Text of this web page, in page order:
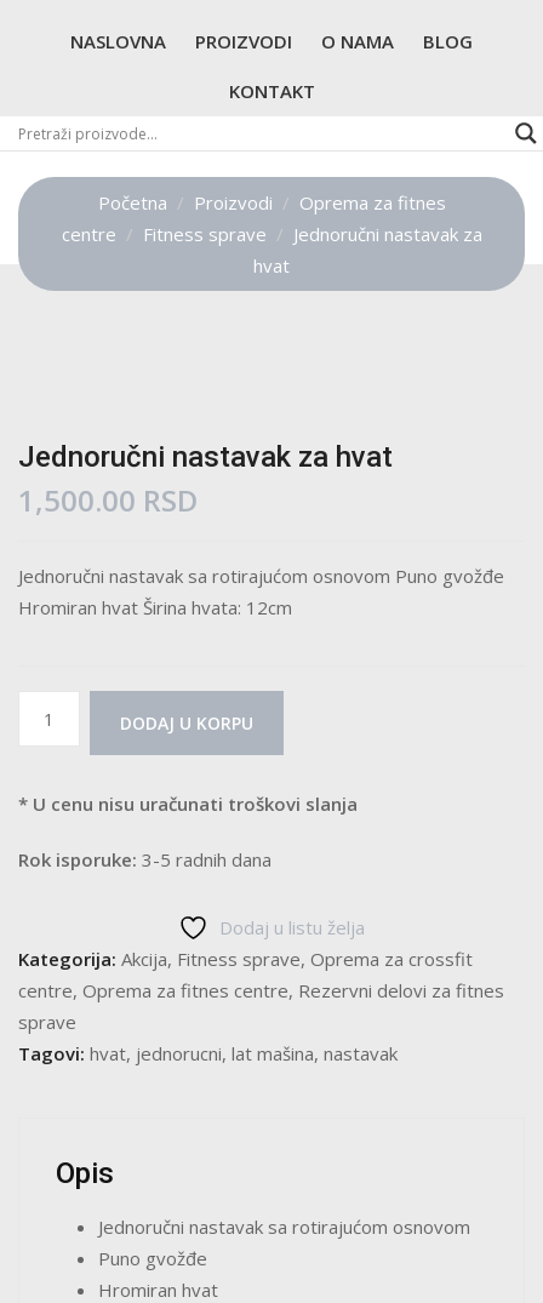
NASLOVNA PROIZVODI O NAMA BLOG
KONTAKT
Početna Proizvodi
Oprema za fitnes
centre
Fitness sprave
Jednoručni nastavak za
hvat
Jednoručni nastavak za hvat
1,500.00 RSD
Jednoručni nastavak sa rotirajućom osnovom Puno gvožđe
Hromiran hvat Širina hvata: 12cm
hvat
DODAJ U KORPU
* U cenu nisu uračunati troškovi slanja
Rok isporuke: 3-5 radnih dana
Dodaj u listu želja
Kategorija: Akcija, Fitness sprave, Oprema za crossfit
centre, Oprema za fitnes centre, Rezervni delovi za fitnes
sprave
Tagovi: hvat, jednorucni, lat mašina, nastavak
Opis
Jednoručni nastavak sa rotirajućom osnovom
Puno gvožđe
Hromiran hvat